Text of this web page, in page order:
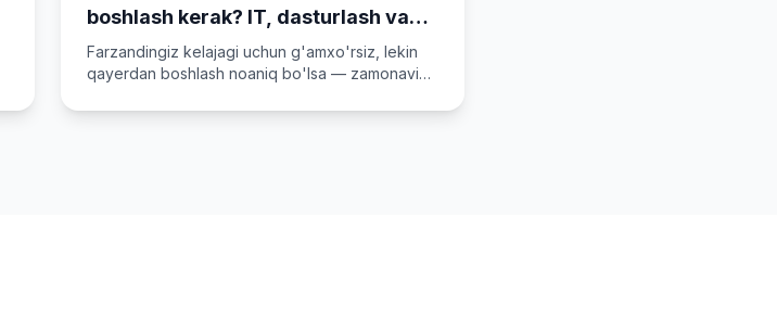
boshlash kerak? IT, dasturlash va
ingliz tili — kelajak uchun
mustahkam yo'l
Farzandingiz kelajagi uchun g'amxo'rsiz, lekin
qayerdan boshlash noaniq bo'lsa — zamonaviy
kurslari haqida qisqa yo'l-yo'riq.